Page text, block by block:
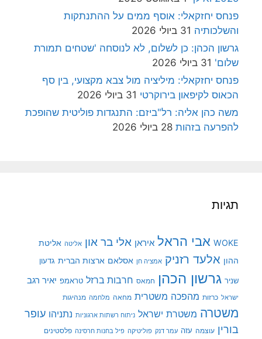
פנחס יחזקאלי: אוסף ממים על ההתנתקות
והשלכותיה 31 ביולי 2026
גרשון הכהן: כן לשלום, לא לנוסחה 'שטחים תמורת
שלום' 31 ביולי 2026
פנחס יחזקאלי: מיליציה מול צבא מקצועי, בין סף
הכאוס לקיפאון בירוקרטי 31 ביולי 2026
משה כהן אליה: רל"ביזם: התנגדות פוליטית שהופכת
להפרעה בזהות 28 ביולי 2026
תגיות
WOKE אבי הראל איראן אלי בר און אליטה אליטת
ההון אלעד רזניק אמציה חן אסלאם ארצות הברית גדעון
שניר גרשון הכהן חמאס חרבות ברזל טראמפ יאיר רגב
ישראל כרזות מהפכה משטרית מחאה מלחמה מנהיגות
משטרה משטרת ישראל ניתוח רשתות ארגוניות נתניהו עופר
בורין עוצמה עזה עמר דנק פוליטיקה פיל בחנות חרסינה פלסטינים